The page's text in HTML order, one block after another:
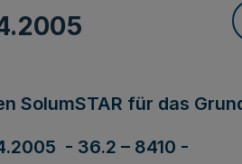
SolumSTAR für das
- 36.2 – 8410 -